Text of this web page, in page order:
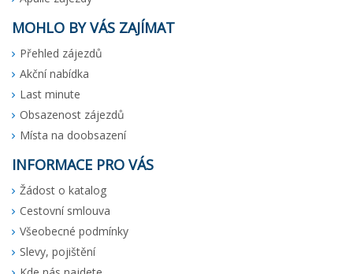
MOHLO BY VÁS ZAJÍMAT
Přehled zájezdů
Akční nabídka
Last minute
Obsazenost zájezdů
Místa na doobsazení
INFORMACE PRO VÁS
Žádost o katalog
Cestovní smlouva
Všeobecné podmínky
Slevy, pojištění